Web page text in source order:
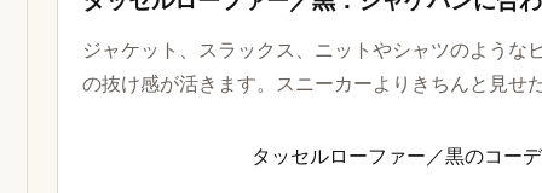
ジャケット、スラックス、ニットやシャツのような
の抜け感が活きます。スニーカーよりきちんと見せ
タッセルローファー／黒のコー